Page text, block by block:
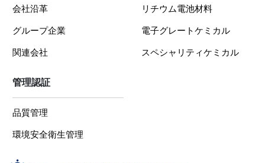
会社沿革
グループ企業
関連会社
リチウム電池材料
電子グレートケミカル
スペシャリティケミカル
管理認証
品質管理
環境安全衛生管理